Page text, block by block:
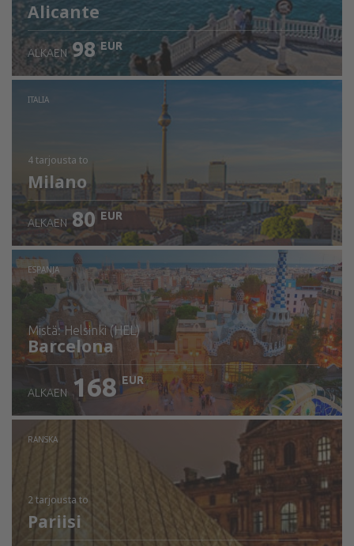
Alicante
ALKAEN 98 EUR
ITALIA
4 tarjousta to
Milano
ALKAEN 80 EUR
ESPANJA
mistä: Helsinki (HEL)
Barcelona
Tarkista tiedot
ALKAEN 168 EUR
RANSKA
2 tarjousta to
Pariisi